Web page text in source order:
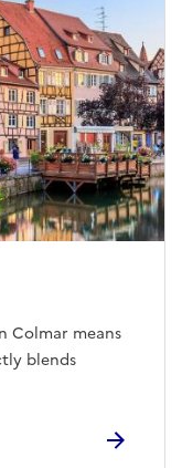
Colmar means
blends